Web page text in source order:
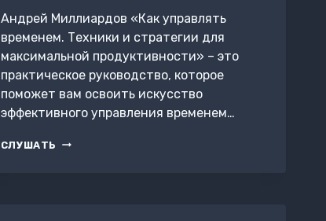
Андрей Миллиардов «Как управлять
временем. Техники и стратегии для
максимальной продуктивности» – это
практическое руководство, которое
поможет вам освоить искусство
эффективного управления временем…
СЛУШАТЬ КАК